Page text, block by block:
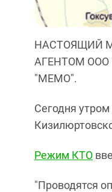
НАСТОЯЩИЙ
АГЕНТОМ ООО
"МЕМО".
Сегодня
Режим КТО
"Проводятся